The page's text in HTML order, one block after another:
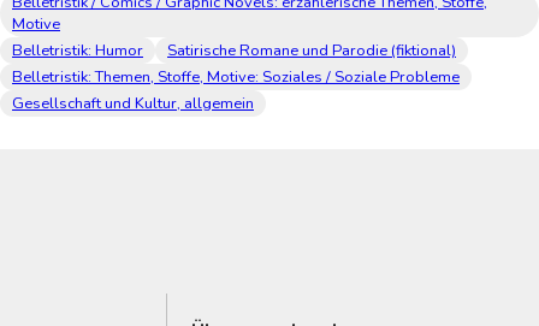
Motive
Belletristik: Humor
Satirische Romane und Parodie (fiktional)
Belletristik: Themen, Stoffe, Motive: Soziales / Soziale Probleme
Gesellschaft und Kultur, allgemein